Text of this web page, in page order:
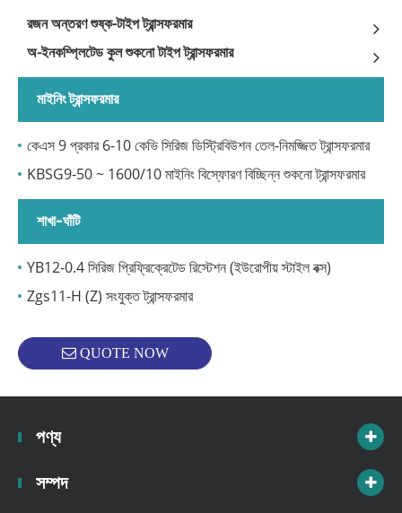
রজন অন্তরণ শুষ্ক-টাইপ ট্রান্সফরমার
অ-ইনকম্প্লিটেড কুল শুকনো টাইপ ট্রান্সফরমার
মাইনিং ট্রান্সফরমার
কেএস 9 প্রকার 6-10 কেভি সিরিজ ডিস্ট্রিবিউশন তেল-নিমজ্জিত ট্রান্সফরমার
KBSG9-50 ~ 1600/10 মাইনিং বিস্ফোরণ বিচ্ছিন্ন শুকনো ট্রান্সফরমার
শাখা-ঘাঁটি
YB12-0.4 সিরিজ প্রিফ্রিক্রেটেড রিস্টেশন (ইউরোপীয় স্টাইল বক্স)
Zgs11-H (Z) সংযুক্ত ট্রান্সফরমার
QUOTE NOW
পণ্য
সম্পদ